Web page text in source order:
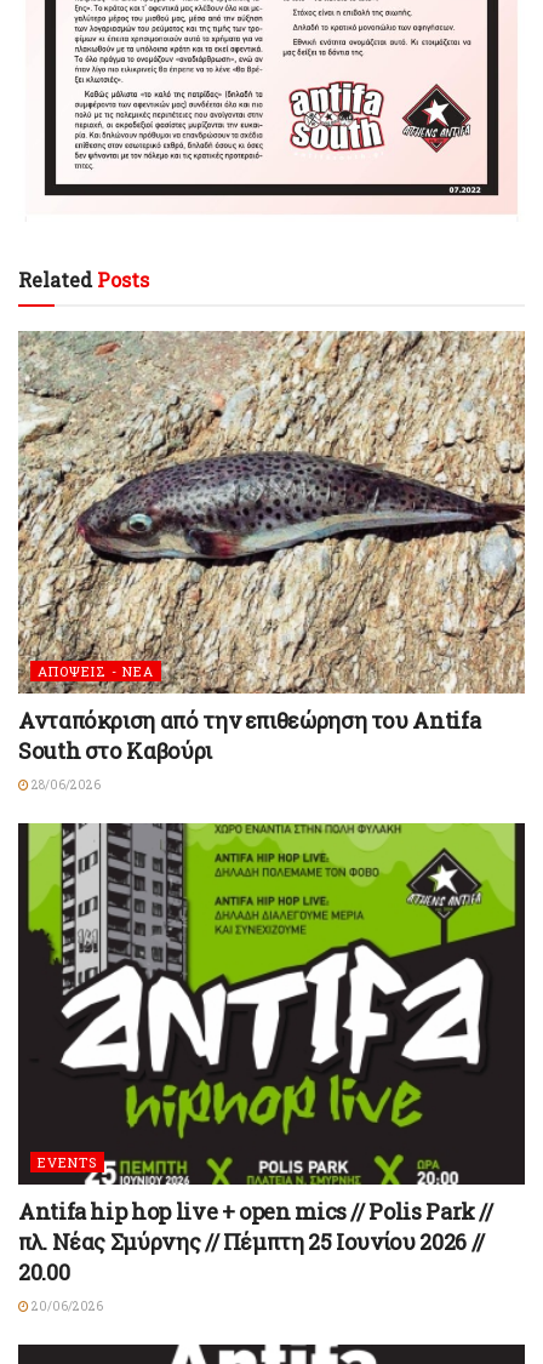
RelatedPosts
ΑΠΟΨΕΙΣ - ΝΕΑ
Ανταπόκριση από την επιθεώρηση του Antifa
South στο Καβούρι
28/06/2026
EVENTS
Antifa hip hop live + open mics // Polis Park //
πλ. Νέας Σμύρνης // Πέμπτη 25 Ιουνίου 2026 //
20.00
20/06/2026